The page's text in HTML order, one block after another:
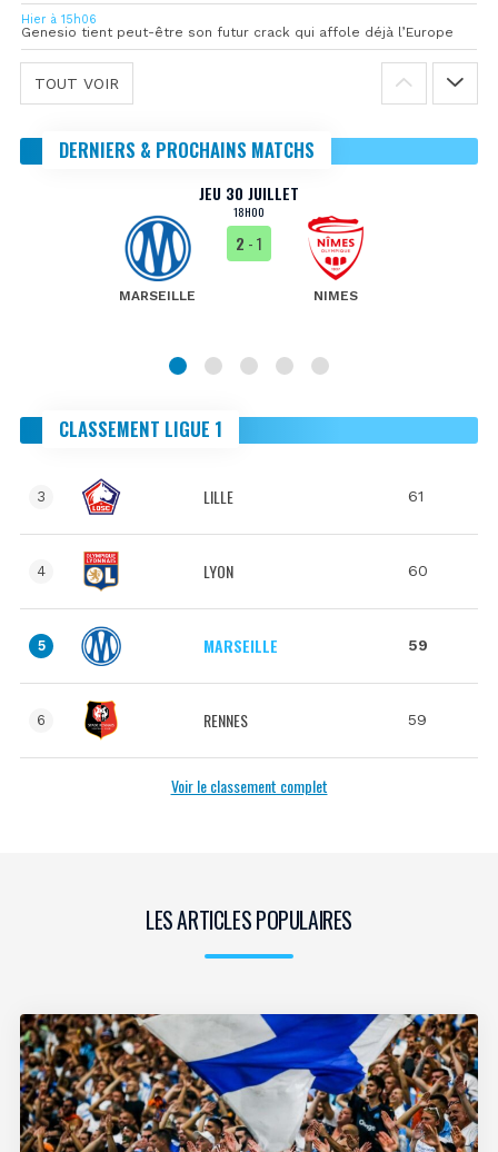
Hier à 15h06
Genesio tient peut-être son futur crack qui affole déjà l’Europe
TOUT VOIR
DERNIERS & PROCHAINS MATCHS
JEU 30 JUILLET
18H00
MARSEILLE
2 - 1
NIMES
CLASSEMENT LIGUE 1
3 LILLE 61
4 LYON 60
5 MARSEILLE 59
6 RENNES 59
Voir le classement complet
LES ARTICLES POPULAIRES